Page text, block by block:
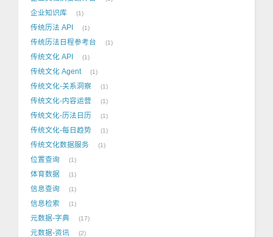
企业知识库 1
传统历法 API 1
传统历法日程参考台 1
传统文化 API 1
传统文化 Agent 1
传统文化-关系洞察 1
传统文化-内容运营 1
传统文化-历法日历 1
传统文化-每日趋势 1
传统文化数据服务 1
位置查询 1
体育数据 1
信息查询 1
信息检索 1
元数据-字典 17
元数据-资讯 2